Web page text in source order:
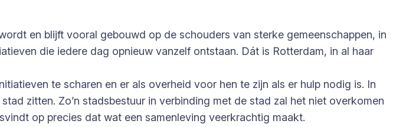
en blijft vooral gebouwd op de schouders van sterke gemeenschappen, in
die iedere dag opnieuw vanzelf ontstaan. Dát is Rotterdam, in al haar
te scharen en er als overheid voor hen te zijn als er hulp nodig is. In
zitten. Zo’n stadsbestuur in verbinding met de stad zal het niet overkomen
op precies dat wat een samenleving veerkrachtig maakt.